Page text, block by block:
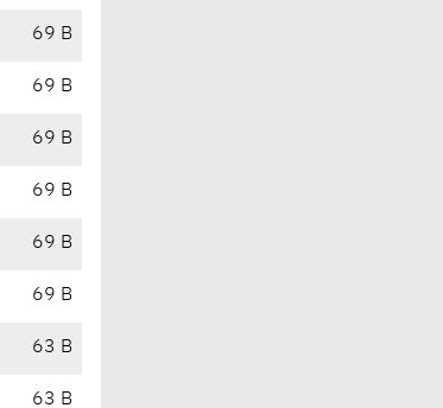
69 B
69 B
69 B
69 B
69 B
69 B
63 B
63 B